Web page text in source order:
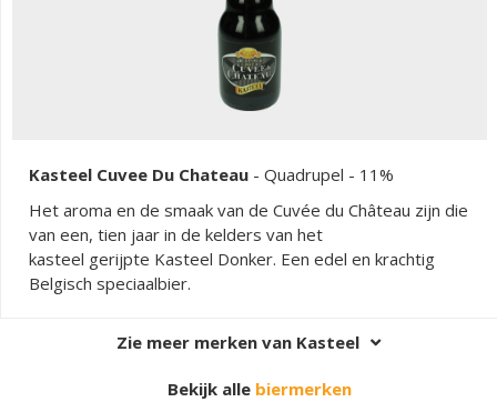
Kasteel Cuvee Du Chateau - Quadrupel - 11%
Het aroma en de smaak van de Cuvée du Château zijn die
van een, tien jaar in de kelders van het
kasteel gerijpte Kasteel Donker. Een edel en krachtig
Belgisch speciaalbier.
Zie meer merken van Kasteel
Bekijk alle biermerken